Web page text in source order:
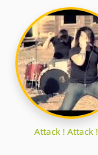
Attack ! Attack !